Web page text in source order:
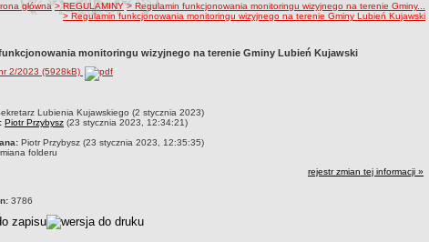
nawigacji
główna > REGULAMINY > Regulamin funkcjonowania monitoringu wizyjnego na terenie Gminy...
> Regulamin funkcjonowania monitoringu wizyjnego na terenie Gminy Lubień Kujawski
monitoringu wizyjnego na terenie Gminy Lubień Kujawski
2/2023 (5928kB)
Lubienia Kujawskiego (2 stycznia 2023)
Piotr Przybysz (23 stycznia 2023, 12:34:21)
Piotr Przybysz (23 stycznia 2023, 12:35:35)
folderu
rejestr zmian tej informacji »
3786